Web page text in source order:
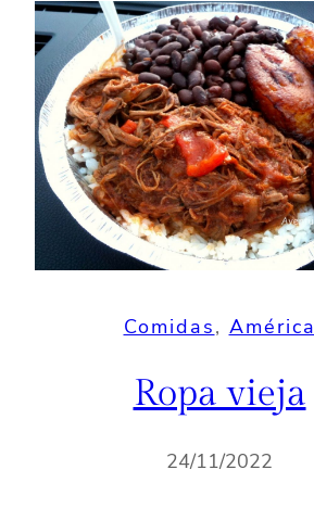
Comidas, América
Ropa vieja
24/11/2022